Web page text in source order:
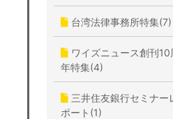
台湾法律事務所特集(7)
ワイズニュース創刊10
年特集(4)
三井住友銀行セミナー
ポート(1)